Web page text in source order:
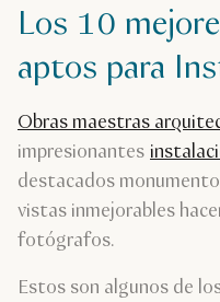
Los 10
aptos para
Obras maestras
impresionantes
destacados
vistas inmejorables
fotógrafos.
Estos son algunos de